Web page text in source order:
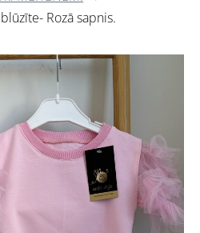
Rozā sapnis.